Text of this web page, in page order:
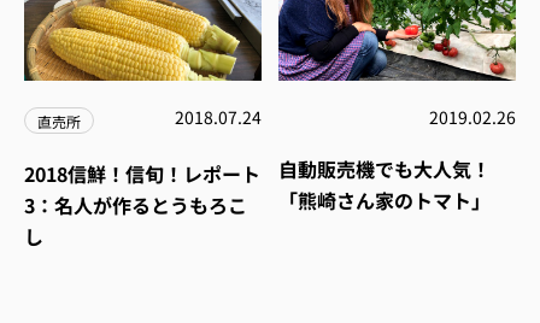
直売所 2018.07.24
2018信鮮！信旬！レポート
3：名人が作るとうもろこ
し
2019.02.26
自動販売機でも大人気！
「熊崎さん家のトマト」